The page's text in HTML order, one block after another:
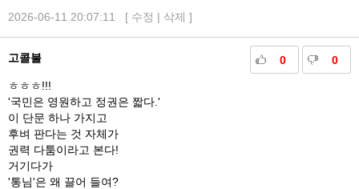
2026-06-11 20:07:11 [ 수정 | 삭제 ]
0 0
고콜불
ㅎㅎㅎ!!!
'국민은 영원하고 정권은 짧다.'
이 단문 하나 가지고
후벼 판다는 것 자체가
권력 다툼이라고 본다!
거기다가
'통님'은 왜 끌어 들여?